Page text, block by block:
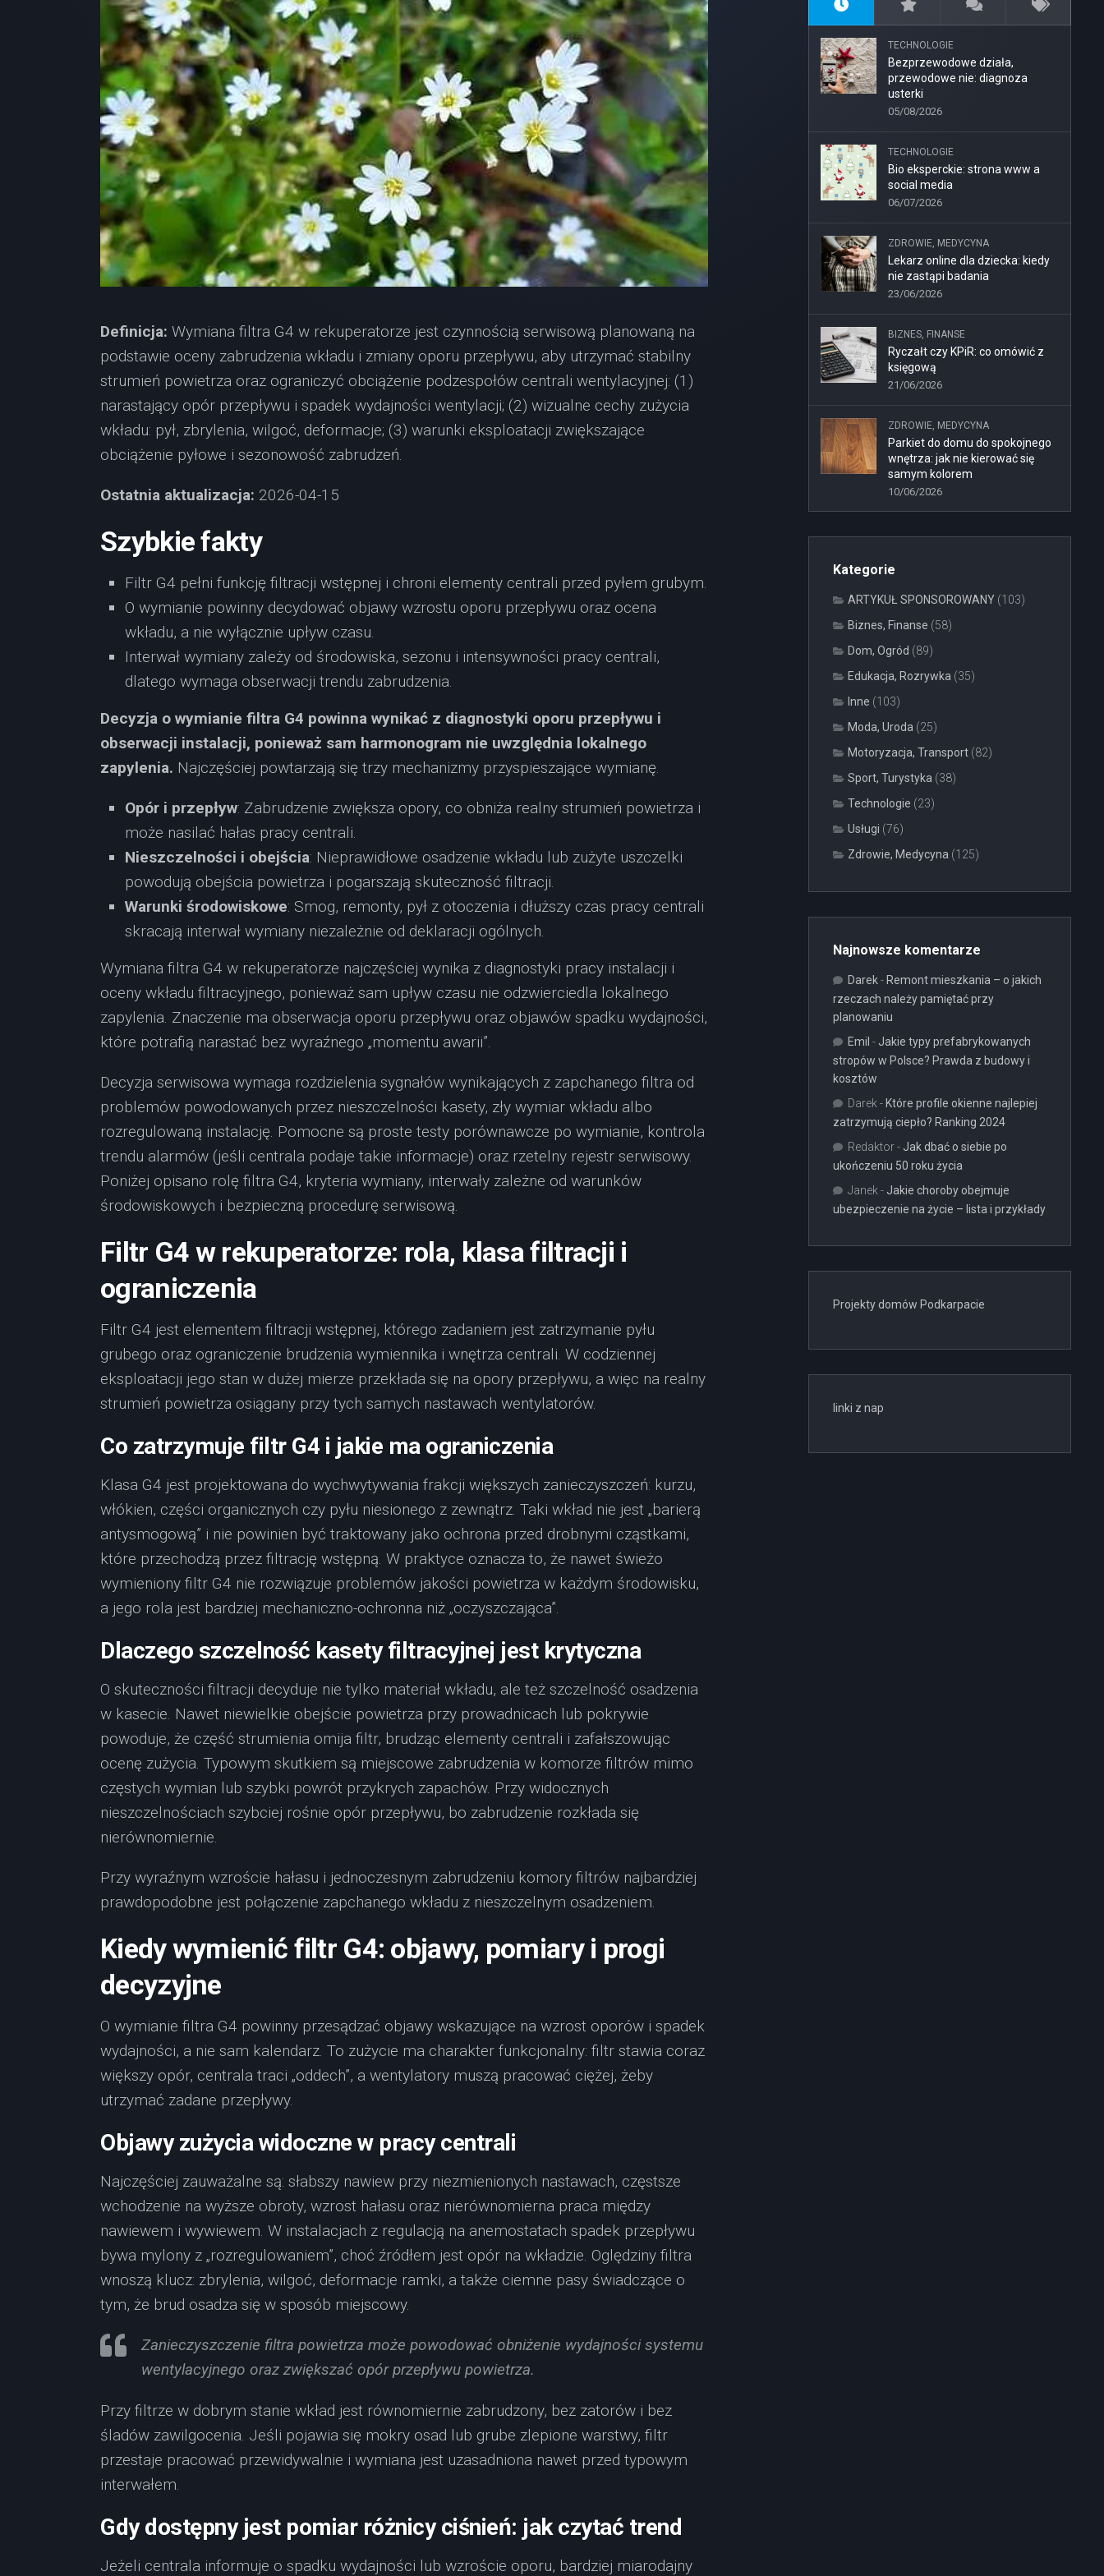
Definicja: Wymiana filtra G4 w rekuperatorze jest czynnością serwisową planowaną na
podstawie oceny zabrudzenia wkładu i zmiany oporu przepływu, aby utrzymać stabilny
strumień powietrza oraz ograniczyć obciążenie podzespołów centrali wentylacyjnej: (1)
narastający opór przepływu i spadek wydajności wentylacji; (2) wizualne cechy zużycia
wkładu: pył, zbrylenia, wilgoć, deformacje; (3) warunki eksploatacji zwiększające
obciążenie pyłowe i sezonowość zabrudzeń.
Ostatnia aktualizacja: 2026-04-15
Szybkie fakty
Filtr G4 pełni funkcję filtracji wstępnej i chroni elementy centrali przed pyłem grubym.
O wymianie powinny decydować objawy wzrostu oporu przepływu oraz ocena
wkładu, a nie wyłącznie upływ czasu.
Interwał wymiany zależy od środowiska, sezonu i intensywności pracy centrali,
dlatego wymaga obserwacji trendu zabrudzenia.
Decyzja o wymianie filtra G4 powinna wynikać z diagnostyki oporu przepływu i
obserwacji instalacji, ponieważ sam harmonogram nie uwzględnia lokalnego
zapylenia. Najczęściej powtarzają się trzy mechanizmy przyspieszające wymianę.
Opór i przepływ: Zabrudzenie zwiększa opory, co obniża realny strumień powietrza i
może nasilać hałas pracy centrali.
Nieszczelności i obejścia: Nieprawidłowe osadzenie wkładu lub zużyte uszczelki
powodują obejścia powietrza i pogarszają skuteczność filtracji.
Warunki środowiskowe: Smog, remonty, pył z otoczenia i dłuższy czas pracy centrali
skracają interwał wymiany niezależnie od deklaracji ogólnych.
Wymiana filtra G4 w rekuperatorze najczęściej wynika z diagnostyki pracy instalacji i
oceny wkładu filtracyjnego, ponieważ sam upływ czasu nie odzwierciedla lokalnego
zapylenia. Znaczenie ma obserwacja oporu przepływu oraz objawów spadku wydajności,
które potrafią narastać bez wyraźnego „momentu awarii”.
Decyzja serwisowa wymaga rozdzielenia sygnałów wynikających z zapchanego filtra od
problemów powodowanych przez nieszczelności kasety, zły wymiar wkładu albo
rozregulowaną instalację. Pomocne są proste testy porównawcze po wymianie, kontrola
trendu alarmów (jeśli centrala podaje takie informacje) oraz rzetelny rejestr serwisowy.
Poniżej opisano rolę filtra G4, kryteria wymiany, interwały zależne od warunków
środowiskowych i bezpieczną procedurę serwisową.
Filtr G4 w rekuperatorze: rola, klasa filtracji i
ograniczenia
Filtr G4 jest elementem filtracji wstępnej, którego zadaniem jest zatrzymanie pyłu
grubego oraz ograniczenie brudzenia wymiennika i wnętrza centrali. W codziennej
eksploatacji jego stan w dużej mierze przekłada się na opory przepływu, a więc na realny
strumień powietrza osiągany przy tych samych nastawach wentylatorów.
Co zatrzymuje filtr G4 i jakie ma ograniczenia
Klasa G4 jest projektowana do wychwytywania frakcji większych zanieczyszczeń: kurzu,
włókien, części organicznych czy pyłu niesionego z zewnątrz. Taki wkład nie jest „barierą
antysmogową” i nie powinien być traktowany jako ochrona przed drobnymi cząstkami,
które przechodzą przez filtrację wstępną. W praktyce oznacza to, że nawet świeżo
wymieniony filtr G4 nie rozwiązuje problemów jakości powietrza w każdym środowisku,
a jego rola jest bardziej mechaniczno-ochronna niż „oczyszczająca”.
Dlaczego szczelność kasety filtracyjnej jest krytyczna
O skuteczności filtracji decyduje nie tylko materiał wkładu, ale też szczelność osadzenia
w kasecie. Nawet niewielkie obejście powietrza przy prowadnicach lub pokrywie
powoduje, że część strumienia omija filtr, brudząc elementy centrali i zafałszowując
ocenę zużycia. Typowym skutkiem są miejscowe zabrudzenia w komorze filtrów mimo
częstych wymian lub szybki powrót przykrych zapachów. Przy widocznych
nieszczelnościach szybciej rośnie opór przepływu, bo zabrudzenie rozkłada się
nierównomiernie.
Przy wyraźnym wzroście hałasu i jednoczesnym zabrudzeniu komory filtrów najbardziej
prawdopodobne jest połączenie zapchanego wkładu z nieszczelnym osadzeniem.
Kiedy wymienić filtr G4: objawy, pomiary i progi
decyzyjne
O wymianie filtra G4 powinny przesądzać objawy wskazujące na wzrost oporów i spadek
wydajności, a nie sam kalendarz. To zużycie ma charakter funkcjonalny: filtr stawia coraz
większy opór, centrala traci „oddech”, a wentylatory muszą pracować ciężej, żeby
utrzymać zadane przepływy.
Objawy zużycia widoczne w pracy centrali
Najczęściej zauważalne są: słabszy nawiew przy niezmienionych nastawach, częstsze
wchodzenie na wyższe obroty, wzrost hałasu oraz nierównomierna praca między
nawiewem i wywiewem. W instalacjach z regulacją na anemostatach spadek przepływu
bywa mylony z „rozregulowaniem”, choć źródłem jest opór na wkładzie. Oględziny filtra
wnoszą klucz: zbrylenia, wilgoć, deformacje ramki, a także ciemne pasy świadczące o
tym, że brud osadza się w sposób miejscowy.
Zanieczyszczenie filtra powietrza może powodować obniżenie wydajności systemu
wentylacyjnego oraz zwiększać opór przepływu powietrza.
Przy filtrze w dobrym stanie wkład jest równomiernie zabrudzony, bez zatorów i bez
śladów zawilgocenia. Jeśli pojawia się mokry osad lub grube zlepione warstwy, filtr
przestaje pracować przewidywalnie i wymiana jest uzasadniona nawet przed typowym
interwałem.
Gdy dostępny jest pomiar różnicy ciśnień: jak czytać trend
Jeżeli centrala informuje o spadku wydajności lub wzroście oporu, bardziej miarodajny
TECHNOLOGIE
Bezprzewodowe działa,
przewodowe nie: diagnoza
usterki
05/08/2026
TECHNOLOGIE
Bio eksperckie: strona www a
social media
06/07/2026
ZDROWIE, MEDYCYNA
Lekarz online dla dziecka: kiedy
nie zastąpi badania
23/06/2026
BIZNES, FINANSE
Ryczałt czy KPiR: co omówić z
księgową
21/06/2026
ZDROWIE, MEDYCYNA
Parkiet do domu do spokojnego
wnętrza: jak nie kierować się
samym kolorem
10/06/2026
Kategorie
ARTYKUŁ SPONSOROWANY (103)
Biznes, Finanse (58)
Dom, Ogród (89)
Edukacja, Rozrywka (35)
Inne (103)
Moda, Uroda (25)
Motoryzacja, Transport (82)
Sport, Turystyka (38)
Technologie (23)
Usługi (76)
Zdrowie, Medycyna (125)
Najnowsze komentarze
Darek- Remont mieszkania – o jakich
rzeczach należy pamiętać przy
planowaniu
Emil - Jakie typy prefabrykowanych
stropów w Polsce? Prawda z budowy i
kosztów
Darek - Które profile okienne najlepiej
zatrzymują ciepło? Ranking 2024
Redaktor- Jak dbać o siebie po
ukończeniu 50 roku życia
Janek - Jakie choroby obejmuje
ubezpieczenie na życie – lista i przykłady
Projekty domów Podkarpacie
linki z nap